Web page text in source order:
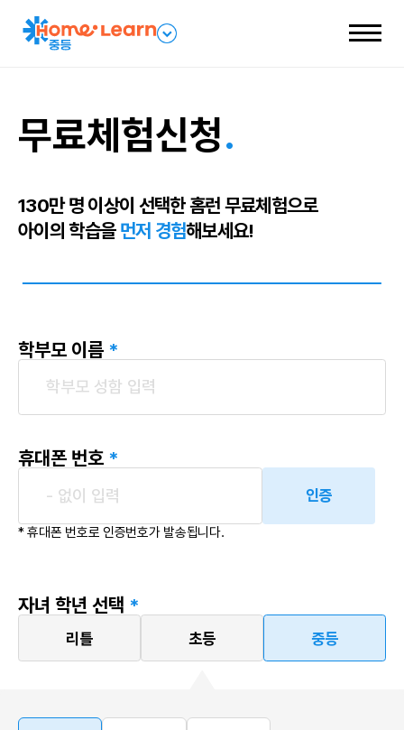
패
열
기
전
무료체험신청.
130만 명 이상이 선택한 홈런 무료체험으로
아이의 학습을 먼저 경험해보세요!
학부모 이름 *
휴대폰 번호 *
인증
* 휴대폰 번호로 인증번호가 발송됩니다.
자녀 학년 선택 *
리틀 초등 중등